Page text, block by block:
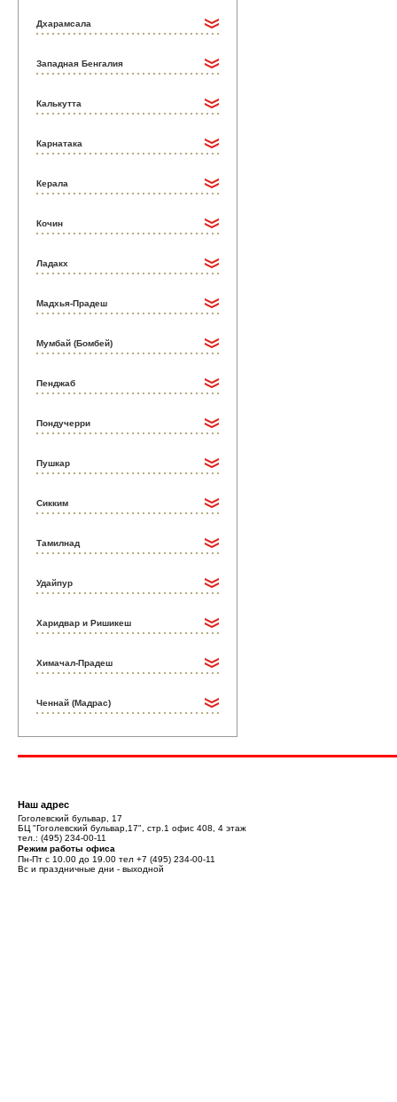
Дхарамсала
Западная Бенгалия
Калькутта
Карнатака
Керала
Кочин
Ладакх
Мадхья-Прадеш
Мумбай (Бомбей)
Пенджаб
Пондучерри
Пушкар
Сикким
Тамилнад
Удайпур
Харидвар и Ришикеш
Химачал-Прадеш
Ченнай (Мадрас)
Наш адрес
Гоголевский бульвар, 17
БЦ "Гоголевский бульвар,17", стр.1 офис 408, 4 этаж
тел.: (495) 234-00-11
Режим работы офиса
Пн-Пт с 10.00 до 19.00 тел +7 (495) 234-00-11
Вс и праздничные дни - выходной